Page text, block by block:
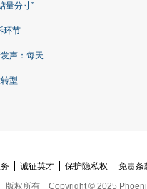
量分寸”
环节
声：每天...
型
诚征英才 保护隐私权 免责条
版权所有 Copyright © 2025